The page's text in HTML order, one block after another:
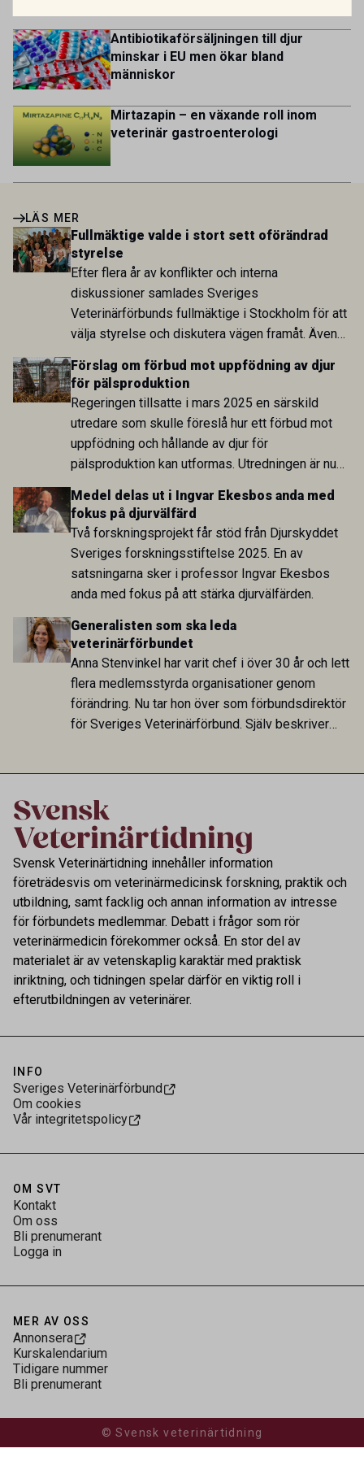
Antibiotikaförsäljningen till djur
minskar i EU men ökar bland
människor
Mirtazapin – en växande roll inom
veterinär gastroenterologi
LÄS MER
Fullmäktige valde i stort sett oförändrad
styrelse
Efter flera år av konflikter och interna
diskussioner samlades Sveriges
Veterinärförbunds fullmäktige i Stockholm för att
välja styrelse och diskutera vägen framåt. Även
om synen på förbundets utveckling skiljde sig åt
var många överens om att arbetet med
förtroende, delaktighet och transparens måste
fortsätta.
Förslag om förbud mot uppfödning av djur
för pälsproduktion
Regeringen tillsatte i mars 2025 en särskild
utredare som skulle föreslå hur ett förbud mot
uppfödning och hållande av djur för
pälsproduktion kan utformas. Utredningen är nu
överlämnad och föreslår att ett förbud införs mot
att föda upp eller hålla djur i huvudsakligt syfte
att djuren eller deras avkomma ska avlivas för
produktion av päls eller skinn. Förbudet föreslås
gälla generellt och omfatta samtliga djurslag.
Medel delas ut i Ingvar Ekesbos anda med
fokus på djurvälfärd
Två forskningsprojekt får stöd från Djurskyddet
Sveriges forskningsstiftelse 2025. En av
satsningarna sker i professor Ingvar Ekesbos
anda med fokus på att stärka djurvälfärden.
Generalisten som ska leda
veterinärförbundet
Anna Stenvinkel har varit chef i över 30 år och lett
flera medlemsstyrda organisationer genom
förändring. Nu tar hon över som förbundsdirektör
för Sveriges Veterinärförbund. Själv beskriver
Svensk Veterinärtidning innehåller information
företrädesvis om veterinärmedicinsk forskning, praktik och
utbildning, samt facklig och annan information av intresse
för förbundets medlemmar. Debatt i frågor som rör
veterinärmedicin förekommer också. En stor del av
materialet är av vetenskaplig karaktär med praktisk
inriktning, och tidningen spelar därför en viktig roll i
efterutbildningen av veterinärer.
INFO
Sveriges Veterinärförbund
Om cookies
Vår integritetspolicy
OM SVT
Kontakt
Om oss
Bli prenumerant
Logga in
MER AV OSS
Annonsera
Kurskalendarium
Tidigare nummer
Bli prenumerant
© Svensk veterinärtidning